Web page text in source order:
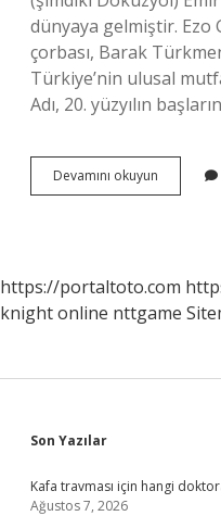
dünyaya gelmiştir. Ezo
çorbası, Barak
Türkiye’nin ulusal
Adı, 20. yüzyılın
Devamını okuyun
Gelin
https://portaltoto.com
knight online nttgame
Sidebar
Son Yazılar
Kafa travması için hangi
Ağustos 7, 2026